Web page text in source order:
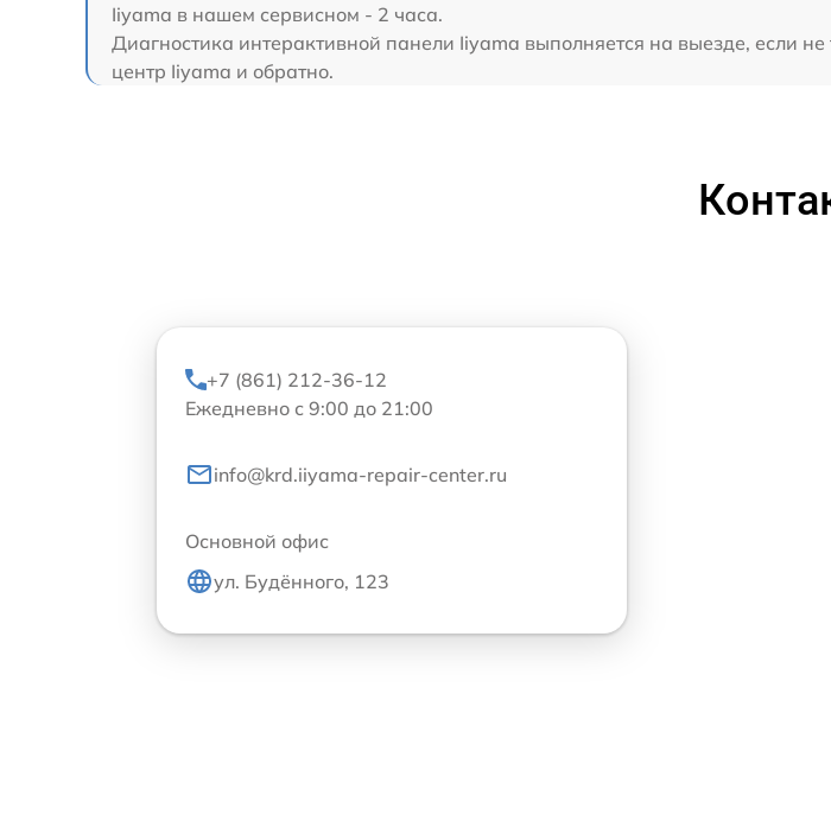
Iiyama в нашем сервисном - 2 часа.
Диагностика интерактивной панели Iiyama выполняется на выезде, если
центр Iiyama и обратно.
+7 (861) 212-36-12
Ежедневно с 9:00 до 21:00
info@krd.iiyama-repair-center.ru
Основной офис
ул. Будённого, 123